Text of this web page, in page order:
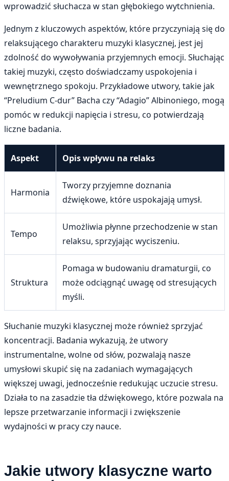
wprowadzić słuchacza w stan głębokiego wytchnienia.
Jednym z kluczowych aspektów, które przyczyniają się do
relaksującego charakteru muzyki klasycznej, jest jej
zdolność do wywoływania przyjemnych emocji. Słuchając
takiej muzyki, często doświadczamy uspokojenia i
wewnętrznego spokoju. Przykładowe utwory, takie jak
“Preludium C-dur” Bacha czy “Adagio” Albinoniego, mogą
pomóc w redukcji napięcia i stresu, co potwierdzają
liczne badania.
Aspekt Opis wpływu na relaks
Harmonia
Tworzy przyjemne doznania
dźwiękowe, które uspokajają umysł.
Tempo
Umożliwia płynne przechodzenie w stan
relaksu, sprzyjając wyciszeniu.
Struktura
Pomaga w budowaniu dramaturgii, co
może odciągnąć uwagę od stresujących
myśli.
Słuchanie muzyki klasycznej może również sprzyjać
koncentracji. Badania wykazują, że utwory
instrumentalne, wolne od słów, pozwalają nasze
umysłowi skupić się na zadaniach wymagających
większej uwagi, jednocześnie redukując uczucie stresu.
Działa to na zasadzie tła dźwiękowego, które pozwala na
lepsze przetwarzanie informacji i zwiększenie
wydajności w pracy czy nauce.
Jakie utwory klasyczne warto